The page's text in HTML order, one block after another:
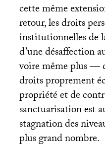
cette même
retour, les droits
institutionnelles de
d’une désaffection
voire même plus —
droits proprement
propriété et de
sanctuarisation est
stagnation des
plus grand nombre.